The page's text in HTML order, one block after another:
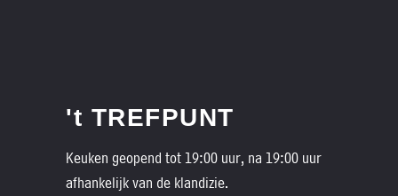
't TREFPUNT
Keuken geopend tot 19:00 uur, na 19:00 uur
afhankelijk van de klandizie.